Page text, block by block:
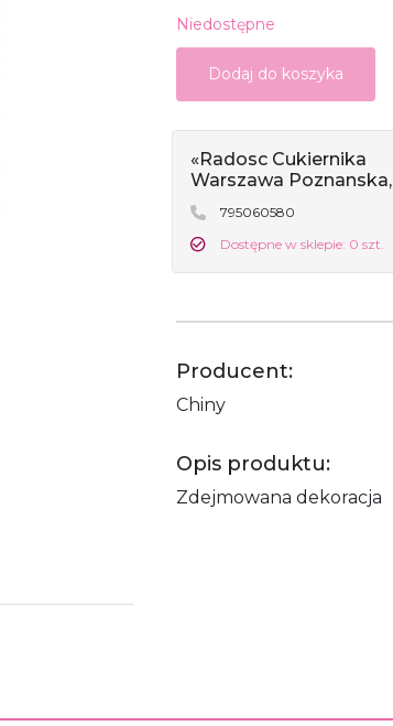
Niedostępne
Dodaj do koszyka
«Radosc Cukiernika
Warszawa
795060580
Dostępne w sklepie: 0 szt.
Producent:
Chiny
Opis produktu:
Zdejmowana dekoracja